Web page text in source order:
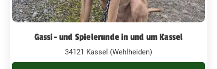
Gassi- und Spielerunde in und um Kassel
34121 Kassel (Wehlheiden)